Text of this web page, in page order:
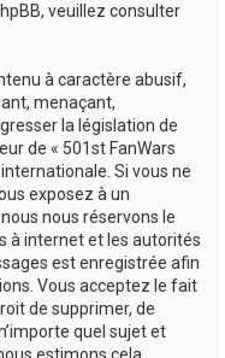
veuillez consulter
à caractère abusif,
menaçant,
la législation de
de « 501st FanWars
Si vous ne
exposez à un
nous réservons le
à internet et les autorités
est enregistrée afin
Vous acceptez le fait
de supprimer, de
quel sujet et